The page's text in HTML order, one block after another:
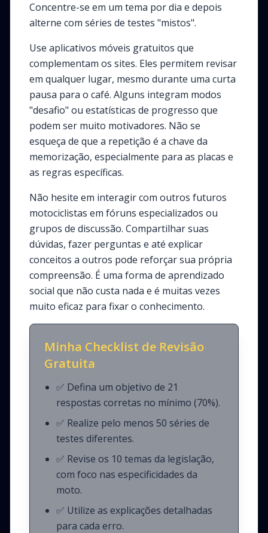
Concentre-se em um tema por dia e depois
alterne com séries de testes "mistos".
Use aplicativos móveis gratuitos que
complementam os sites. Eles permitem revisar
em qualquer lugar, mesmo durante uma curta
pausa para o café. Alguns integram modos
"desafio" ou estatísticas de progresso que
podem ser muito motivadores. Não se
esqueça de que a repetição é a chave da
memorização, especialmente para as placas e
as regras específicas.
Não hesite em interagir com outros futuros
motociclistas em fóruns especializados ou
grupos de discussão. Compartilhar suas
dúvidas, fazer perguntas e até explicar
conceitos a outros pode reforçar sua própria
compreensão. É uma forma de aprendizado
social que não custa nada e é muitas vezes
muito eficaz para fixar o conhecimento.
Minha Checklist de Revisão
Gratuita
✅ Defina um objetivo de 21
respostas corretas no mínimo (70%).
✅ Realize pelo menos 50 séries de
testes diferentes.
✅ Revise os 10 temas da legislação,
com foco nas especificidades da
moto.
✅ Utilize as explicações detalhadas
para cada erro.